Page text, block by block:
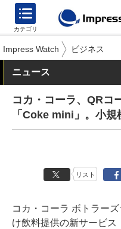
カテゴリ
Impress Watch ビジネス
ニュース
コカ・コーラ、QRコ
「Coke mini」。小
リスト
コカ・コーラ ボトラー
け飲料提供の新サービス